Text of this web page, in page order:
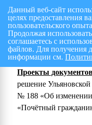
Перспективный план
Проекты
решение
№ 188 «Об
«Почётный
Данный веб-сайт
целях предоставления
пользовательского
Продолжая
соглашаетесь с
файлов. Для получения
информации см.